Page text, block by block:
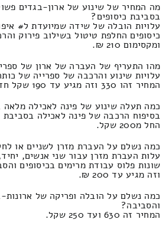
מה המחיר של שינוע של ארון-בגדים
בסביבת כיסופים?
עלויות הובלה של שידה שמיועדת ל#
ומקסימום 210 ₪.
מהו התעריף של העברה של ארון של
עלויות שינוע והרכבה של ספרייה של
המחיר זהו 330 וזה מגיע עד 190 שקל חדש.
כמה תעלה שינוע של פינה לאכילה מלאה
בסיפוח הרכבה של פינה לאכילה בסביבת
החל מ200 שקל.
כמה נשלם על העברת מזרן לשניים או
עלות העברת מזרן עבור שני אנשים,
וזה מגיע עד 200 ₪.
כמה נשלם על הובלה ופריקה של
והסביבה?
המחיר זה 630 ועד 250 שקל.